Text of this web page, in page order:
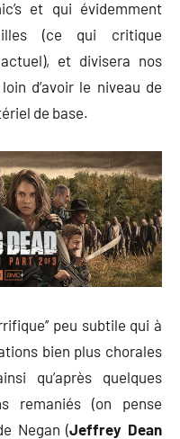
et qui évidemment
(ce qui critique
et divisera nos
d’avoir le niveau de
de base.
peu subtile qui à
bien plus chorales
qu’après quelques
remaniés (on pense
Negan (Jeffrey Dean